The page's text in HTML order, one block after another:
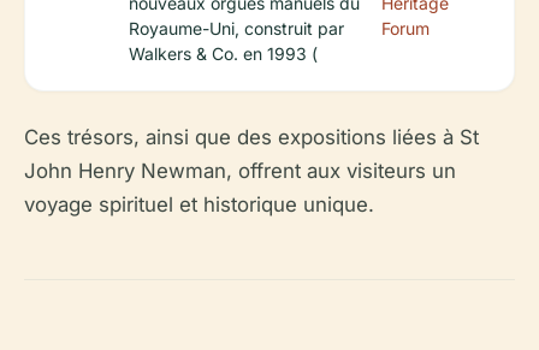
Royaume-Uni, construit par
Walkers & Co. en 1993 (
Forum
Ces trésors, ainsi que des expositions liées à St
John Henry Newman, offrent aux visiteurs un
voyage spirituel et historique unique.